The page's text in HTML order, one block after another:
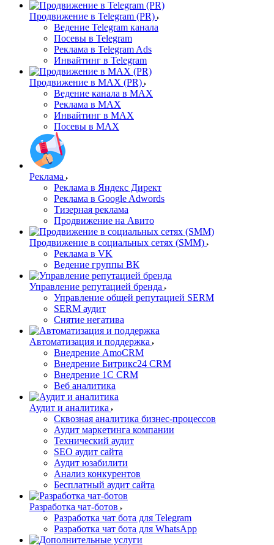
Продвижение в Telegram (PR)
Ведение Telegram канала
Посевы в Telegram
Реклама в Telegram Ads
Инвайтинг в Telegram
Продвижение в MAX (PR)
Ведение канала в MAX
Реклама в MAX
Инвайтинг в MAX
Посевы в MAX
Реклама
Реклама в Яндекс Директ
Реклама в Google Adwords
Тизерная реклама
Продвижение на Авито
Продвижение в социальных сетях (SMM)
Реклама в VK
Ведение группы ВК
Управление репутацией бренда
Управление общей репутацией SERM
SERM аудит
Снятие негатива
Автоматизация и поддержка
Внедрение AmoCRM
Внедрение Битрикс24 CRM
Внедрение 1C CRM
Веб аналитика
Аудит и аналитика
Сквозная аналитика бизнес-процессов
Аудит маркетинга компании
Технический аудит
SEO аудит сайта
Аудит юзабилити
Анализ конкурентов
Бесплатный аудит сайта
Разработка чат-ботов
Разработка чат бота для Telegram
Разработка чат бота для WhatsApp